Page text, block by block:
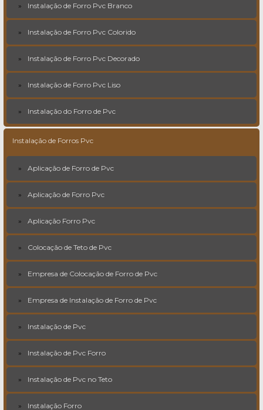
Instalação de Forro Pvc Branco
Instalação de Forro Pvc Colorido
Instalação de Forro Pvc Decorado
Instalação de Forro Pvc Liso
Instalação do Forro de Pvc
Instalação de Forros Pvc
Aplicação de Forro de Pvc
Aplicação de Forro Pvc
Aplicação Forro Pvc
Colocação de Teto de Pvc
Empresa de Colocação de Forro de Pvc
Empresa de Instalação de Forro de Pvc
Instalação de Pvc
Instalação de Pvc Forro
Instalação de Pvc no Teto
Instalação Forro